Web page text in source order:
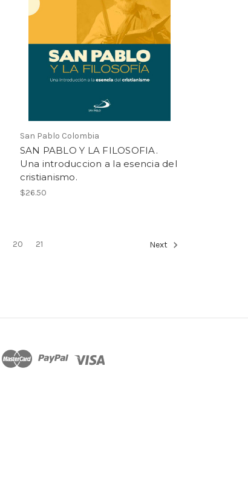
San Pablo Colombia
SAN PABLO Y LA FILOSOFIA.
Una introduccion a la esencia del
cristianismo.
$26.50
20 21 Next